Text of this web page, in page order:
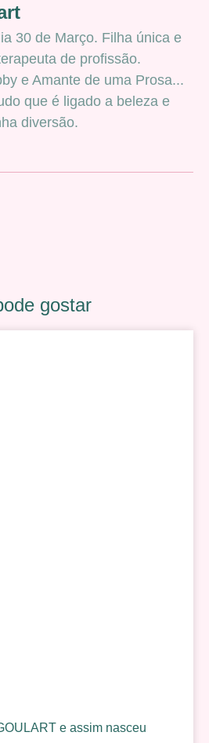
30 de Março. Filha única e
de profissão.
e Amante de uma Prosa...
que é ligado a beleza e
diversão.
gostar
e assim nasceu